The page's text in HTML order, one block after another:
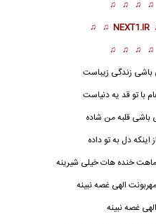
♫ ♫ ♫ ♫
NEXT1.IR
♫ ♫
♫ ♫ ♫ ♫
باشی زندگی زیباست
با تو قد یه دنیاست
باشی قلبه من شاده
اینکه دل به تو داده
خنده هات خیلی شیرینه
مهربونت الهی غصه نبینه
الهی غصه نبینه